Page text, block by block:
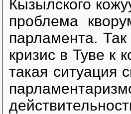
Кызылского
проблема
парламента.
кризис в Туве к
такая ситуация